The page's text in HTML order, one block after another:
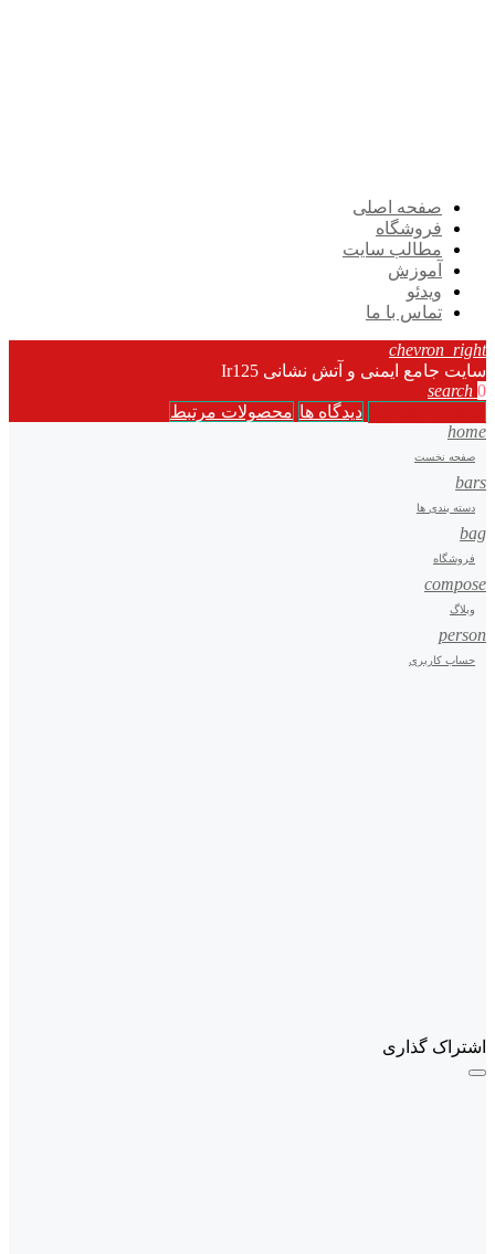
صفحه اصلی
فروشگاه
مطالب سایت
آموزش
ویدئو
تماس با ما
chevron_right
سایت جامع ایمنی و آتش نشانی Ir125
search 0
دیدگاه ها محصولات مرتبط
home
صفحه نخست
bars
دسته بندی ها
bag
فروشگاه
compose
وبلاگ
person
حساب کاربری
اشتراک گذاری